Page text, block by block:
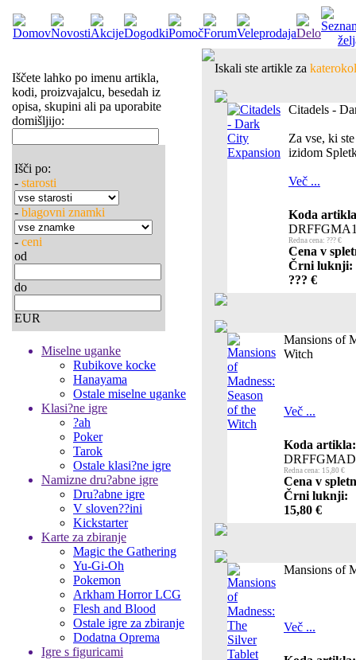
Iščete lahko po imenu artikla,
kodi, proizvajalcu, besedah iz
opisa, skupini ali pa uporabite
domišljijo:
Išči po:
- starosti
- blagovni znamki
- ceni
od
do
EUR
Miselne uganke
Rubikove kocke
Hanayama
Ostale miselne uganke
Klasi?ne igre
?ah
Poker
Tarok
Ostale klasi?ne igre
Namizne dru?abne igre
Dru?abne igre
V sloven??ini
Kickstarter
Karte za zbiranje
Magic the Gathering
Yu-Gi-Oh
Pokemon
Arkham Horror LCG
Flesh and Blood
Ostale igre za zbiranje
Dodatna Oprema
Igre s figuricami
Iskali ste artikle za
Citadels -
Za vse, ki
izidom
Več ...
Koda
Redna cena: ??? €
Cena v
Črni luknji:
??? €
Mansions of
Witch
Več ...
Koda artikla:
Redna cena: 15,80 €
Cena v
Črni luknji:
15,80 €
Mansions of
Več ...